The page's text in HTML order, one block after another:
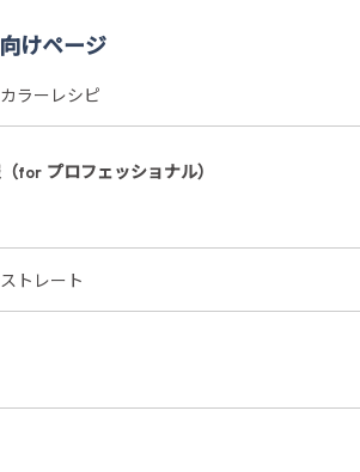
けページ
ラーレシピ
for プロフェッショナル）
トレート